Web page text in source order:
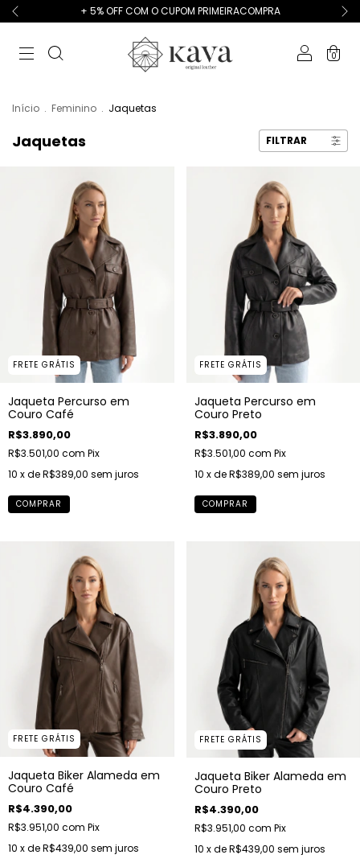
+ 5% OFF COM O CUPOM PRIMEIRACOMPRA
0
Início . Feminino . Jaquetas
Jaquetas FILTRAR
FRETE GRÁTIS
Jaqueta Percurso em
Couro Café
R$3.890,00
R$3.501,00 com Pix
10 x deR$389,00 sem juros
COMPRAR
FRETE GRÁTIS
Jaqueta Percurso em
Couro Preto
R$3.890,00
R$3.501,00 com Pix
10 x deR$389,00 sem juros
COMPRAR
FRETE GRÁTIS
Jaqueta Biker Alameda em
Couro Café
R$4.390,00
R$3.951,00 com Pix
10 x deR$439,00 sem juros
FRETE GRÁTIS
Jaqueta Biker Alameda em
Couro Preto
R$4.390,00
R$3.951,00 com Pix
10 x deR$439,00 sem juros